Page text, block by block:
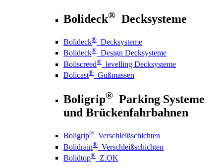
Bolideck® Decksysteme
Bolideck® Decksysteme
Bolideck® Design Decksysteme
Boliscreed® levelling Decksysteme
Bolicast® Gußmassen
Boligrip® Parking Systeme
und Brückenfahrbahnen
Boligrip® Verschleißschichten
Bolidrain® Verschleißschichten
Bolidtop® Z.OK